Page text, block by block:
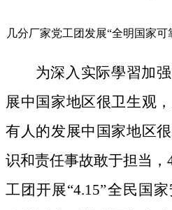
几分厂家党工团发展“全明国家
为深入实际學習加
展中国家地区很卫生观
有人的发展中国家地区
识和责任事故敢于担当
工团开展“4.15”全民国